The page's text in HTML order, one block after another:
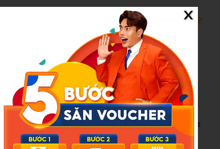
https://vtcnews.vn/gia-xang-dau-hom-nay-24-3-tiep-
New Posts
Bão số 3 hình thành trên Biển Đông: Vì sao không ảnh hưởng
đất liền vẫn cần cảnh giác cao độ?